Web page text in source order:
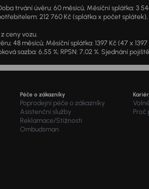
trvání úvěru: 60 měsíců, Měsíční splátka: 3
212 760 Kč (splátka x počet splátek),
ceny vozu.
48 měsíců; Měsíční splátka: 1397 Kč (47 x
sazba: 6,55 %; RPSN: 7,02 %. Sjednání
Péče o zákazníky
Poprodejní péče o zákazníky
Asistenční služby
Reklamace/Stížnosti
Ombudsman
Proč